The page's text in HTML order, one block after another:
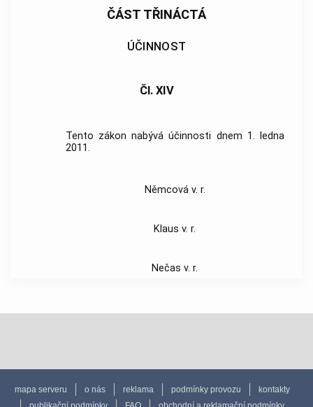
ČÁST TŘINÁCTÁ
ÚČINNOST
Čl. XIV
Tento zákon nabývá účinnosti dnem 1. ledna
2011.
Němcová v. r.
Klaus v. r.
Nečas v. r.
mapa serveru o nás reklama podmínky provozu
kontakty